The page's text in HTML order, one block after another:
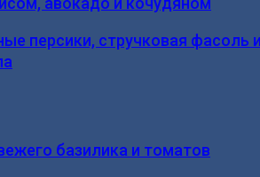
персики, стручковая фасоль
базилика и томатов